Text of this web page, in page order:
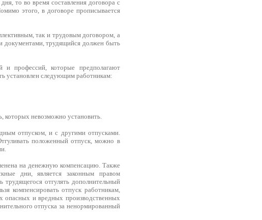
то во время составления договора с
этого, в договоре прописывается
так и трудовым договором, а
документами, трудящийся должен быть
и профессий, которые предполагают
установлен следующим работникам:
которых невозможно установить.
отпуском, и с другими отпусками.
положенный отпуск, можно в
на денежную компенсацию. Также
дни, является законным правом
трудящегося отгулять дополнительный
компенсировать отпуск работникам,
опасных и вредных производственных
отпуска за ненормированный